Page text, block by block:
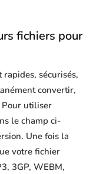
fichiers pour
sécurisés,
convertir,
utiliser
le champ ci-
Une fois la
votre fichier
3GP, WEBM,